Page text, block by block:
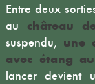
Entre deux
au château
suspendu, une
avec étang
lancer devient